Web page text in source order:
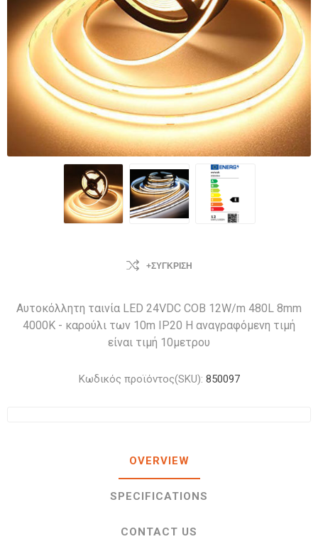
+ΣΎΓΚΡΙΣΗ
Αυτοκόλλητη ταινία LED 24VDC COB 12W/m 480L 8mm
4000K - καρούλι των 10m IP20 Η αναγραφόμενη τιμή
είναι τιμή 10μετρου
Κωδικός προϊόντος(SKU): 850097
OVERVIEW
SPECIFICATIONS
CONTACT US